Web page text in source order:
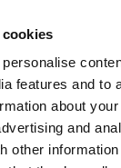
features and to
about
and
other information